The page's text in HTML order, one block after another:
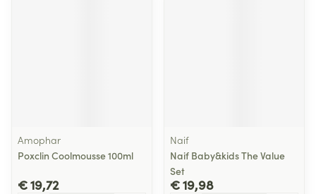
Amophar
Poxclin Coolmousse 100ml
€ 19,72
Naif
Naif Baby&kids The Value
Set
€ 19,98